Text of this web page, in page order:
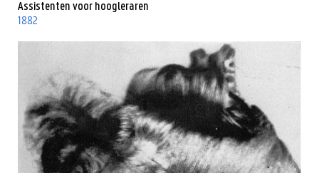
Assistenten voor hoogleraren
1882